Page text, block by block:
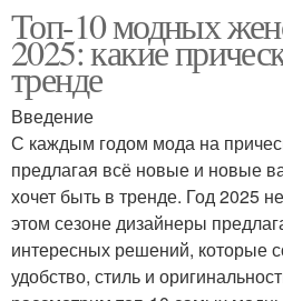
Топ-10 модных
2025: какие
тренде
Введение
С каждым годом мода на
предлагая всё новые и новые
хочет быть в тренде. Год 2025
этом сезоне дизайнеры
интересных решений, которые
удобство, стиль и